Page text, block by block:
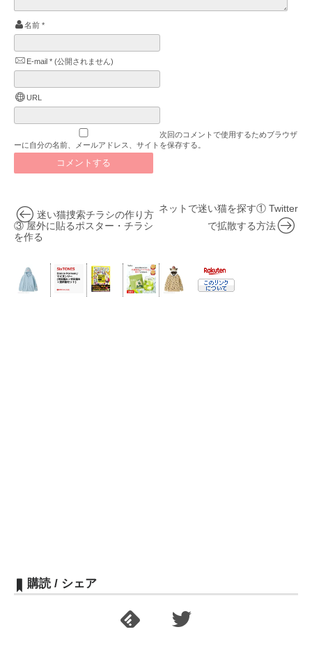
名前 *
E-mail * (公開されません)
URL
次回のコメントで使用するためブラウザ
ーに自分の名前、メールアドレス、サイトを保存する。
ネットで迷い猫を探す① Twitter
で拡散する方法
迷い猫捜索チラシの作り方
③ 屋外に貼るポスター・チラシ
を作る
購読 / シェア